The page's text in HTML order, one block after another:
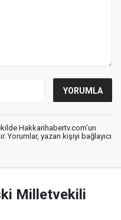
Hakkarihabertv.com’un
Yorumlar, yazan kişiyi bağlayıcı
Milletvekili